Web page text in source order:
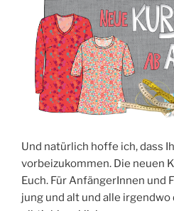
Und natür­lich hof­fe ich, dass
vor­bei­zu­kom­men. Die neu­en
Euch. Für Anfän­ge­rIn­nen
jung und alt und alle